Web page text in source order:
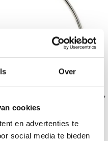
Over
cookies
en advertenties te
social media te bieden